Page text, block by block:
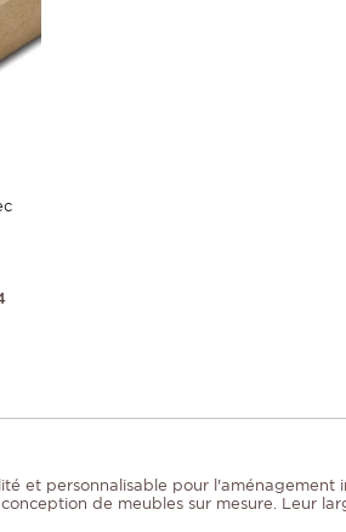
et personnalisable pour l'aménagement
de meubles sur mesure. Leur